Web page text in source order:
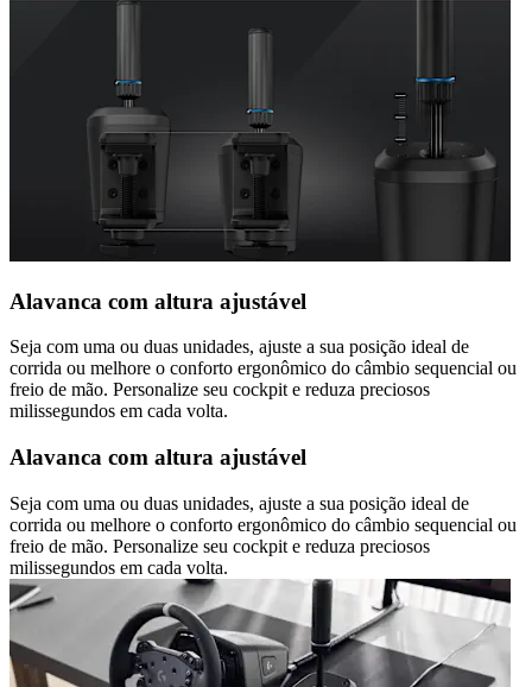
Alavanca com altura ajustável
Seja com uma ou duas unidades, ajuste a sua posição ideal de
corrida ou melhore o conforto ergonômico do câmbio sequencial ou
freio de mão. Personalize seu cockpit e reduza preciosos
milissegundos em cada volta.
Alavanca com altura ajustável
Seja com uma ou duas unidades, ajuste a sua posição ideal de
corrida ou melhore o conforto ergonômico do câmbio sequencial ou
freio de mão. Personalize seu cockpit e reduza preciosos
milissegundos em cada volta.